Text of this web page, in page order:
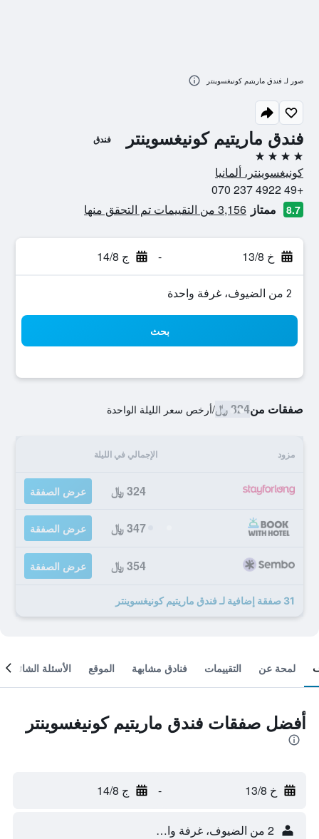
فندق ماريتيم كونيغسوينتر فندق
4 نجوم
كونيغسوينتر، ألمانيا
+49 4922 237 070
8.7 ممتاز 3,156 من التقييمات تم التحقق منها
خ 13/8 - ج 14/8
2 من الضيوف، غرفة واحدة
بحث
صفقات من324 ﷼ /أرخص سعر الليلة الواحدة
مزود الإجمالي في الليلة
324 ﷼ عرض الصفقة
347 ﷼ عرض الصفقة
354 ﷼ عرض الصفقة
31 صفقة إضافية لـ فندق ماريتيم كونيغسوينتر
صور لـ فندق ماريتيم كونيغسوينتر
لمحة عن التقييمات فنادق مشابهة الموقع الأسئلة الشائعة
أفضل صفقات فندق ماريتيم كونيغسوينتر
خ 13/8 - ج 14/8
2 من الضيوف، غرفة واحدة